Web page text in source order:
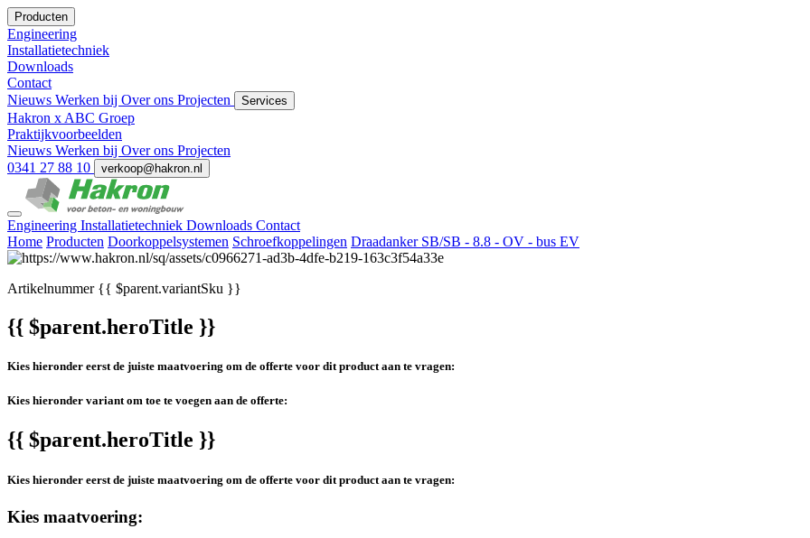
Producten
Engineering
Installatietechniek
Downloads
Contact
Nieuws Werken bij Over ons Projecten Services
Hakron x ABC Groep
Praktijkvoorbeelden
Nieuws Werken bij Over ons Projecten
0341 27 88 10
verkoop@hakron.nl
Engineering Installatietechniek Downloads Contact
Home Producten Doorkoppelsystemen Schroefkoppelingen Draadanker SB/SB - 8.8 - OV - bus EV
Artikelnummer{{ $parent.variantSku }}
{{ $parent.heroTitle }}
Kies hieronder eerst de juiste maatvoering om de offerte voor dit product aan te vragen:
Kies hieronder variant om toe te voegen aan de offerte:
{{ $parent.heroTitle }}
Kies hieronder eerst de juiste maatvoering om de offerte voor dit product aan te vragen:
Kies maatvoering: